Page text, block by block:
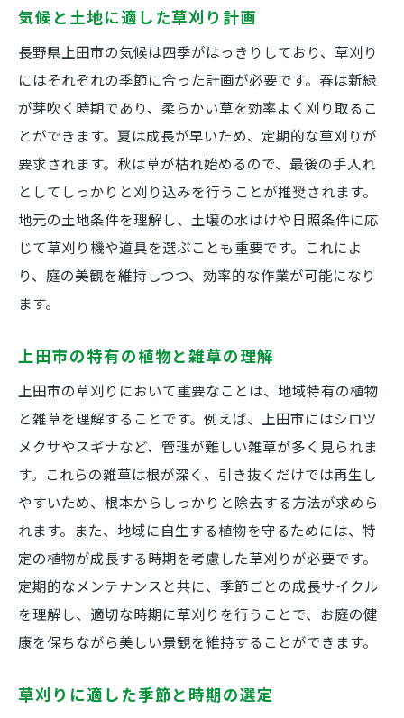
気候と土地に適した草刈り計画
長野県上田市の気候は四季がはっきりしており、草刈り
にはそれぞれの季節に合った計画が必要です。春は新緑
が芽吹く時期であり、柔らかい草を効率よく刈り取るこ
とができます。夏は成長が早いため、定期的な草刈りが
要求されます。秋は草が枯れ始めるので、最後の手入れ
としてしっかりと刈り込みを行うことが推奨されます。
地元の土地条件を理解し、土壌の水はけや日照条件に応
じて草刈り機や道具を選ぶことも重要です。これによ
り、庭の美観を維持しつつ、効率的な作業が可能になり
ます。
上田市の特有の植物と雑草の理解
上田市の草刈りにおいて重要なことは、地域特有の植物
と雑草を理解することです。例えば、上田市にはシロツ
メクサやスギナなど、管理が難しい雑草が多く見られま
す。これらの雑草は根が深く、引き抜くだけでは再生し
やすいため、根本からしっかりと除去する方法が求めら
れます。また、地域に自生する植物を守るためには、特
定の植物が成長する時期を考慮した草刈りが必要です。
定期的なメンテナンスと共に、季節ごとの成長サイクル
を理解し、適切な時期に草刈りを行うことで、お庭の健
康を保ちながら美しい景観を維持することができます。
草刈りに適した季節と時期の選定